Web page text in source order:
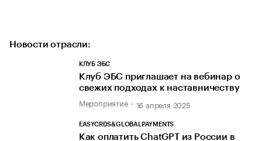
Новости отрасли:
КЛУБ ЭБС
Клуб ЭБС приглашает на вебинар о
свежих подходах к наставничеству
Мероприятие 16 апреля 2025
EASYCRDS&GLOBALPAYMENTS
Как оплатить ChatGPT из России в